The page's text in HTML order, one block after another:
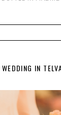
WEDDING IN